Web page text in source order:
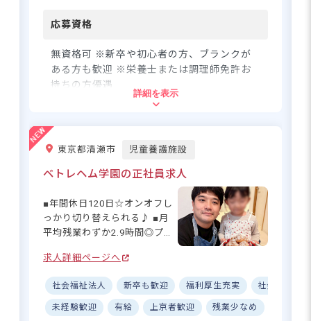
ど、食の楽しさや大切さを伝
ています◎ あなたが丁寧につ
くった一皿が、子どもたちの
「おいしい！」という笑顔に
直結する、やりがいあふれる
長く働き続けられる環境が整
っています◎】 週3日～勤務
OK、昇給・賞与ありと、パー
トでも安心して長く働ける環
トや保育システムの導入で施
設全体のデジタル化を推進
し、スタッフ一人ひとりの負
任制による分業体制や、勤務
るなど、効率よく働ける仕組
みが整っているので、家事や
育児との両立もしやすい職場
応募資格
無資格可 ※新卒や初心者の方、ブランクが
ある方も歓迎 ※栄養士または調理師免許お
持ちの方優遇
【社会福祉法人敬愛学園 敬愛こども園】東
京都八王子市散田町5-3-1
配属先の施設による
■マイカー・バイク・自転車通勤可（駐
輪場利用可／民間駐車場利用可※月額は
地域により異なるため、採用後に各施設
詳細を表示
東京都清瀬市 児童養護施設
ベトレヘム学園の正社員求人
■年間休日120日☆オンオフし
っかり切り替えられる♪ ■月
平均残業わずか2.9時間◎プラ
賞与4.4カ月分♪しっかり稼げ
る環境◎ ■マイカー・自転車
通勤OK☆無料駐車場・駐輪場
完備♪ ーー【一人ひとりの子
求人詳細ページへ
社会福祉法人 新卒も歓迎 福利厚生充実 社会保険完
未経験歓迎 有給 上京者歓迎 残業少なめ